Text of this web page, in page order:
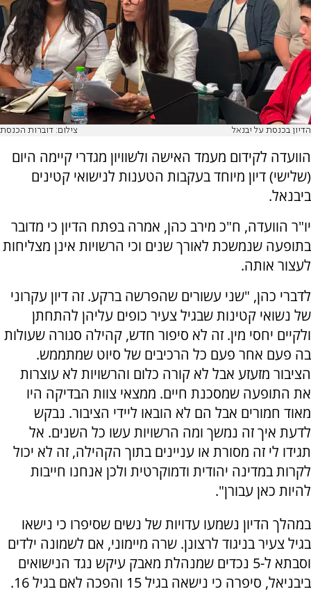
הדיון בכנסת על יבנאל צילום: דוברות הכנסת
הוועדה לקידום מעמד האישה ולשוויון מגדרי קיימה היום
(שלישי) דיון מיוחד בעקבות הטענות לנישואי קטינים
ביבנאל.
יו"ר הוועדה, ח"כ מירב כהן, אמרה בפתח הדיון כי מדובר
בתופעה שנמשכת לאורך שנים וכי הרשויות אינן מצליחות
לעצור אותה.
לדברי כהן, "שני עשורים שהפרשה ברקע. זה דיון עקרוני
של נשואי קטינות שבגיל צעיר כופים עליהן להתחתן
ולקיים יחסי מין. זה לא סיפור חדש, קהילה סגורה שעולות
בה פעם אחר פעם כל הרכיבים של סיוט שמתממש.
הציבור מזעזע אבל לא קורה כלום והרשויות לא עוצרות
את התופעה שמסכנת חיים. ממצאי צוות הבדיקה היו
מאוד חמורים אבל הם לא הובאו ליידי הציבור. נבקש
לדעת איך זה נמשך ומה הרשויות עשו כל השנים. אל
תגידו לי זה מסורת או עניינים בתוך הקהילה, זה לא יכול
לקרות במדינה יהודית ודמוקרטית ולכן אנחנו חייבות
להיות כאן עבורן".
במהלך הדיון נשמעו עדויות של נשים שסיפרו כי נישאו
בגיל צעיר בניגוד לרצונן. שרה מיימוני, אם לשמונה ילדים
וסבתא ל-5 נכדים שמנהלת מאבק עיקש נגד הנישואים
ביבניאל, סיפרה כי נישאה בגיל 15 והפכה לאם בגיל 16.